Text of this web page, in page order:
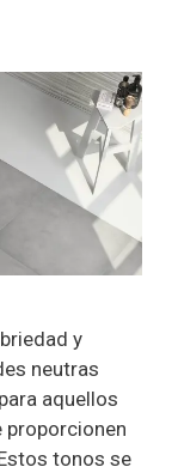
y
neutras
aquellos
proporcionen
tonos se